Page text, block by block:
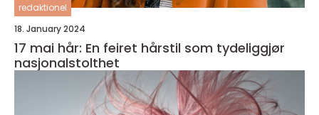
redaktionel
18. January 2024
17 mai hår: En feiret hårstil som tydeliggjør
nasjonalstolthet